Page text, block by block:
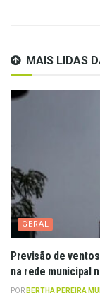
MAIS LIDAS
GERAL
Previsão de
na rede municipal
POR BERTHA PEREIRA